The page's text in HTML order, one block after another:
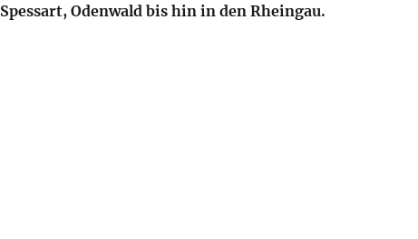
Spessart, Odenwald bis hin in den Rheingau.